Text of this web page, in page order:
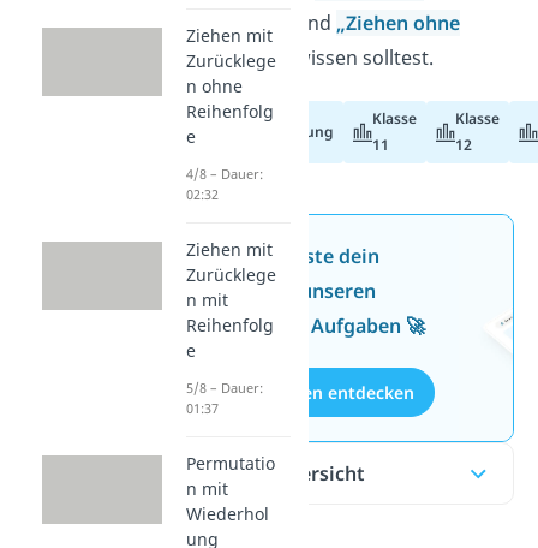
Zurücklegen“
und „Ziehen ohne
Zurücklegen“
wissen solltest.
Abiturvorbereitung
Klasse
11
Klasse
12
Jetzt neu: Teste dein
Wissen mit unseren
kostenlosen Aufgaben 🚀
Aufgaben entdecken
Inhaltsübersicht
Ziehen mit
Zurücklege
n ohne
Reihenfolg
e
4/8 – Dauer:
02:32
Ziehen mit
Zurücklege
n mit
Reihenfolg
e
5/8 – Dauer:
01:37
Permutatio
n mit
Wiederhol
ung